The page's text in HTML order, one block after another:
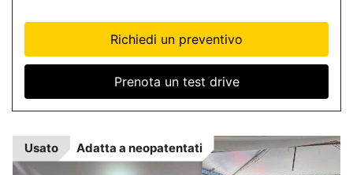
Richiedi un preventivo
Prenota un test drive
Usato Adatta a neopatentati